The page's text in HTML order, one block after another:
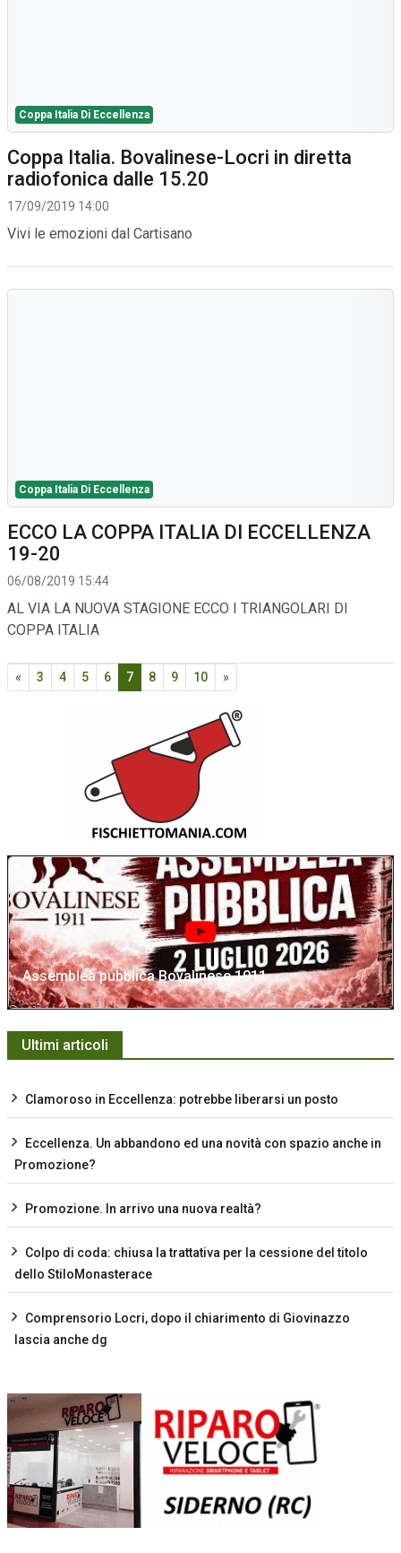
Coppa Italia Di Eccellenza
Coppa Italia. Bovalinese-Locri in diretta
radiofonica dalle 15.20
17/09/2019 14:00
Vivi le emozioni dal Cartisano
Coppa Italia Di Eccellenza
ECCO LA COPPA ITALIA DI ECCELLENZA
19-20
06/08/2019 15:44
AL VIA LA NUOVA STAGIONE ECCO I TRIANGOLARI DI
COPPA ITALIA
« 3 4 5 6 7 8 9 10 »
Assemblea pubblica Bovalinese 1911
Ultimi articoli
Clamoroso in Eccellenza: potrebbe liberarsi un posto
Eccellenza. Un abbandono ed una novità con spazio anche in
Promozione?
Promozione. In arrivo una nuova realtà?
Colpo di coda: chiusa la trattativa per la cessione del titolo
dello StiloMonasterace
Comprensorio Locri, dopo il chiarimento di Giovinazzo
lascia anche dg